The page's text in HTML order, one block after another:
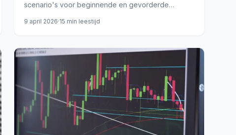
scenario's voor beginnende en gevorderde
9 april 2026·15 min leestijd
etf